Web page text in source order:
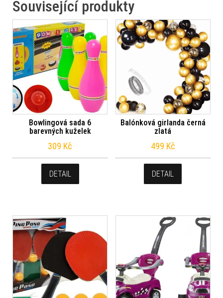
Související produkty
Bowlingová sada 6
barevných kuželek
309 Kč
DETAIL
Balónková girlanda černá
zlatá
499 Kč
DETAIL